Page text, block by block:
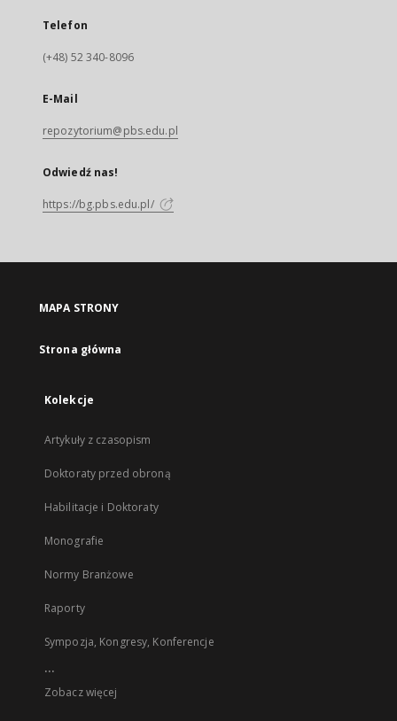
Telefon
(+48) 52 340-8096
E-Mail
repozytorium@pbs.edu.pl
Odwiedź nas!
https://bg.pbs.edu.pl/
MAPA STRONY
Strona główna
Kolekcje
Artykuły z czasopism
Doktoraty przed obroną
Habilitacje i Doktoraty
Monografie
Normy Branżowe
Raporty
Sympozja, Kongresy, Konferencje
...
Zobacz więcej